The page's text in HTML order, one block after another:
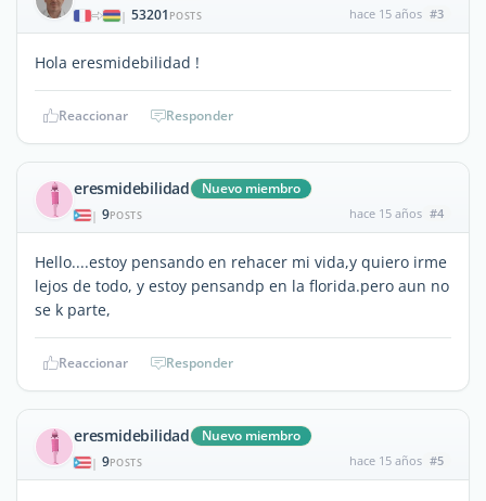
| 53201 POSTS hace 15 años #3
Hola eresmidebilidad !
Reaccionar Responder
eresmidebilidad Nuevo miembro
| 9POSTS hace 15 años #4
Hello....estoy pensando en rehacer mi vida,y quiero irme
lejos de todo, y estoy pensandp en la florida.pero aun no
se k parte,
Reaccionar Responder
eresmidebilidad Nuevo miembro
| 9POSTS hace 15 años #5